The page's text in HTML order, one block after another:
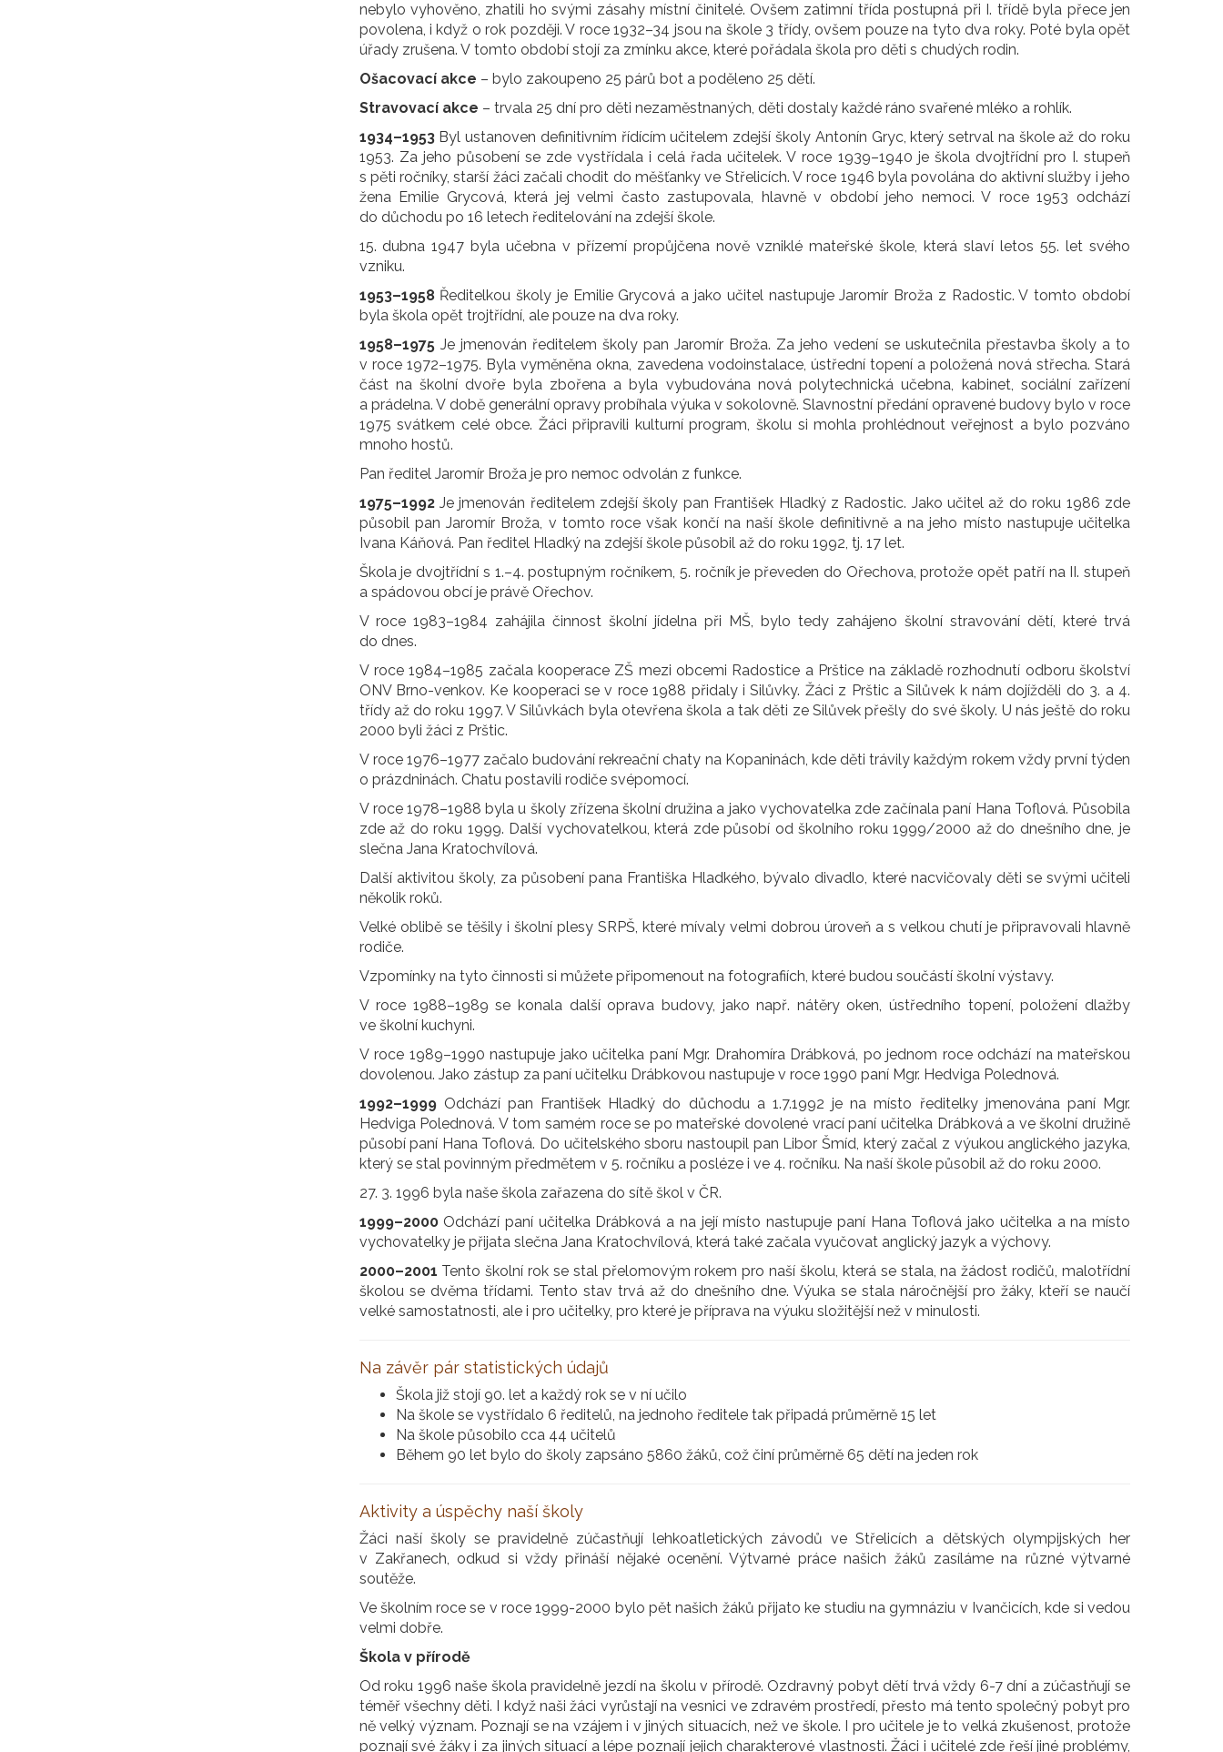
nebylo vyhověno, zhatili ho svými zásahy místní činitelé. Ovšem zatimní třída postupná při I. třídě byla přece jen
povolena, i když o rok později. V roce 1932–34 jsou na škole 3 třídy, ovšem pouze na tyto dva roky. Poté byla opět
úřady zrušena. V tomto období stojí za zmínku akce, které pořádala škola pro děti s chudých rodin.
Ošacovací akce – bylo zakoupeno 25 párů bot a poděleno 25 dětí.
Stravovací akce – trvala 25 dní pro děti nezaměstnaných, děti dostaly každé ráno svařené mléko a rohlík.
1934–1953 Byl ustanoven definitivním řídícím učitelem zdejší školy Antonín Gryc, který setrval na škole až do roku
1953. Za jeho působení se zde vystřídala i celá řada učitelek. V roce 1939–1940 je škola dvojtřídní pro I. stupeň
s pěti ročníky, starší žáci začali chodit do měšťanky ve Střelicích. V roce 1946 byla povolána do aktivní služby i jeho
žena Emilie Grycová, která jej velmi často zastupovala, hlavně v období jeho nemoci. V roce 1953 odchází
do důchodu po 16 letech ředitelování na zdejší škole.
15. dubna 1947 byla učebna v přízemí propůjčena nově vzniklé mateřské škole, která slaví letos 55. let svého
vzniku.
1953–1958 Ředitelkou školy je Emilie Grycová a jako učitel nastupuje Jaromír Broža z Radostic. V tomto období
byla škola opět trojtřídní, ale pouze na dva roky.
1958–1975 Je jmenován ředitelem školy pan Jaromír Broža. Za jeho vedení se uskutečnila přestavba školy a to
v roce 1972–1975. Byla vyměněna okna, zavedena vodoinstalace, ústřední topení a položená nová střecha. Stará
část na školní dvoře byla zbořena a byla vybudována nová polytechnická učebna, kabinet, sociální zařízení
a prádelna. V době generální opravy probíhala výuka v sokolovně. Slavnostní předání opravené budovy bylo v roce
1975 svátkem celé obce. Žáci připravili kulturní program, školu si mohla prohlédnout veřejnost a bylo pozváno
mnoho hostů.
Pan ředitel Jaromír Broža je pro nemoc odvolán z funkce.
1975–1992 Je jmenován ředitelem zdejší školy pan František Hladký z Radostic. Jako učitel až do roku 1986 zde
působil pan Jaromír Broža, v tomto roce však končí na naší škole definitivně a na jeho místo nastupuje učitelka
Ivana Káňová. Pan ředitel Hladký na zdejší škole působil až do roku 1992, tj. 17 let.
Škola je dvojtřídní s 1.–4. postupným ročníkem, 5. ročník je převeden do Ořechova, protože opět patří na II. stupeň
a spádovou obcí je právě Ořechov.
V roce 1983–1984 zahájila činnost školní jídelna při MŠ, bylo tedy zahájeno školní stravování dětí, které trvá
do dnes.
V roce 1984–1985 začala kooperace ZŠ mezi obcemi Radostice a Prštice na základě rozhodnutí odboru školství
ONV Brno-venkov. Ke kooperaci se v roce 1988 přidaly i Silůvky. Žáci z Prštic a Silůvek k nám dojížděli do 3. a 4.
třídy až do roku 1997. V Silůvkách byla otevřena škola a tak děti ze Silůvek přešly do své školy. U nás ještě do roku
2000 byli žáci z Prštic.
V roce 1976–1977 začalo budování rekreační chaty na Kopaninách, kde děti trávily každým rokem vždy první týden
o prázdninách. Chatu postavili rodiče svépomocí.
V roce 1978–1988 byla u školy zřízena školní družina a jako vychovatelka zde začínala paní Hana Toflová. Působila
zde až do roku 1999. Další vychovatelkou, která zde působí od školního roku 1999/2000 až do dnešního dne, je
slečna Jana Kratochvílová.
Další aktivitou školy, za působení pana Františka Hladkého, bývalo divadlo, které nacvičovaly děti se svými učiteli
několik roků.
Velké oblibě se těšily i školní plesy SRPŠ, které mívaly velmi dobrou úroveň a s velkou chutí je připravovali hlavně
rodiče.
Vzpomínky na tyto činnosti si můžete připomenout na fotografiích, které budou součástí školní výstavy.
V roce 1988–1989 se konala další oprava budovy, jako např. nátěry oken, ústředního topení, položení dlažby
ve školní kuchyni.
V roce 1989–1990 nastupuje jako učitelka paní Mgr. Drahomíra Drábková, po jednom roce odchází na mateřskou
dovolenou. Jako zástup za paní učitelku Drábkovou nastupuje v roce 1990 paní Mgr. Hedviga Polednová.
1992–1999 Odchází pan František Hladký do důchodu a 1.7.1992 je na místo ředitelky jmenována paní Mgr.
Hedviga Polednová. V tom samém roce se po mateřské dovolené vrací paní učitelka Drábková a ve školní družině
působí paní Hana Toflová. Do učitelského sboru nastoupil pan Libor Šmíd, který začal z výukou anglického jazyka,
který se stal povinným předmětem v 5. ročníku a posléze i ve 4. ročníku. Na naší škole působil až do roku 2000.
27. 3. 1996 byla naše škola zařazena do sítě škol v ČR.
1999–2000 Odchází paní učitelka Drábková a na její místo nastupuje paní Hana Toflová jako učitelka a na místo
vychovatelky je přijata slečna Jana Kratochvílová, která také začala vyučovat anglický jazyk a výchovy.
2000–2001 Tento školní rok se stal přelomovým rokem pro naší školu, která se stala, na žádost rodičů, malotřídní
školou se dvěma třídami. Tento stav trvá až do dnešního dne. Výuka se stala náročnější pro žáky, kteří se naučí
velké samostatnosti, ale i pro učitelky, pro které je příprava na výuku složitější než v minulosti.
Na závěr pár statistických údajů
Škola již stojí 90. let a každý rok se v ní učilo
Na škole se vystřídalo 6 ředitelů, na jednoho ředitele tak připadá průměrně 15 let
Na škole působilo cca 44 učitelů
Během 90 let bylo do školy zapsáno 5860 žáků, což činí průměrně 65 dětí na jeden rok
Aktivity a úspěchy naší školy
Žáci naší školy se pravidelně zúčastňují lehkoatletických závodů ve Střelicích a dětských olympijských her
v Zakřanech, odkud si vždy přináší nějaké ocenění. Výtvarné práce našich žáků zasíláme na různé výtvarné
soutěže.
Ve školním roce se v roce 1999-2000 bylo pět našich žáků přijato ke studiu na gymnáziu v Ivančicích, kde si vedou
velmi dobře.
Škola v přírodě
Od roku 1996 naše škola pravidelně jezdí na školu v přírodě. Ozdravný pobyt dětí trvá vždy 6-7 dní a zúčastňují se
téměř všechny děti. I když naši žáci vyrůstají na vesnici ve zdravém prostředí, přesto má tento společný pobyt pro
ně velký význam. Poznají se na vzájem i v jiných situacích, než ve škole. I pro učitele je to velká zkušenost, protože
poznají své žáky i za jiných situací a lépe poznají jejich charakterové vlastnosti. Žáci i učitelé zde řeší jiné problémy,